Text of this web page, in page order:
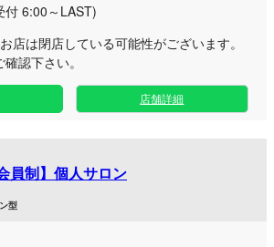
付 6:00～LAST)
店は閉店している可能性がございます。
認下さい。
店舗詳細
員制】個人サロン
型